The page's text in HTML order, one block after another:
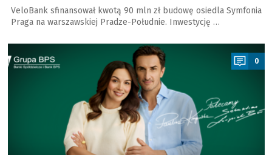
VeloBank sfinansował kwotą 90 mln zł budowę osiedla Symfonia
Praga na warszawskiej Pradze-Południe. Inwestycję …
a
0